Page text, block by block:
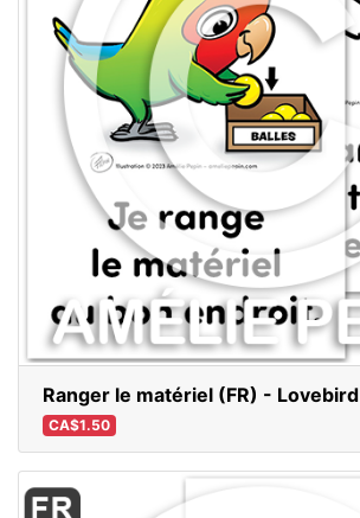
Ranger le matériel (FR) - Lovebird
CA$1.50